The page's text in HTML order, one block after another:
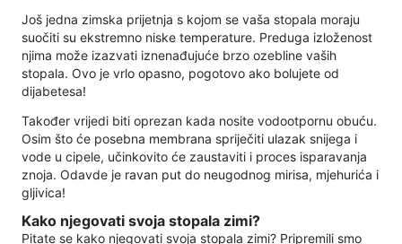
Još jedna zimska prijetnja s kojom se vaša stopala moraju
suočiti su ekstremno niske temperature. Preduga izloženost
njima može izazvati iznenađujuće brzo ozebline vaših
stopala. Ovo je vrlo opasno, pogotovo ako bolujete od
dijabetesa!
Također vrijedi biti oprezan kada nosite vodootpornu obuću.
Osim što će posebna membrana spriječiti ulazak snijega i
vode u cipele, učinkovito će zaustaviti i proces isparavanja
znoja. Odavde je ravan put do neugodnog mirisa, mjehurića i
gljivica!
Kako njegovati svoja stopala zimi?
Pitate se kako njegovati svoja stopala zimi? Pripremili smo